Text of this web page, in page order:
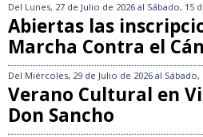
Del Lunes, 27 de Julio de 2026 al Sábado, 15
Abiertas las
Marcha Contra el
Del Miércoles, 29 de Julio de 2026 al Sábado,
Verano Cultural en
Don Sancho